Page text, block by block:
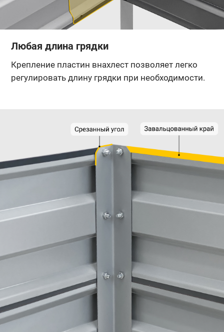
Любая длина грядки
Крепление пластин внахлест позволяет легко
регулировать длину грядки при необходимости.